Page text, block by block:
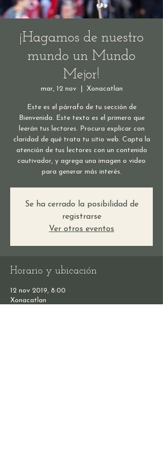
¡Hagamos de nuestro
mundo un Mundo
Mejor!
mar, 12 nov
  |
Xonacatlan
Este es el párrafo de tu sección de
Bienvenida. Este texto es el primero que
leerán tus lectores. Procura explicar con
claridad de qué trata tu sitio web. Capta la
atención de tus lectores con un contenido
cautivador, y agrega una imagen o video
para generar más interés.
Se ha cerrado la posibilidad de
registrarse
Ver otros eventos
Horario y ubicación
12 nov 2019, 8:00
Xonacatlan